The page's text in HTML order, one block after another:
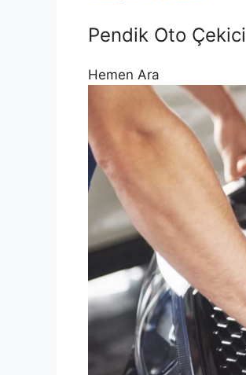
Pendik Oto Çekici
Hemen Ara